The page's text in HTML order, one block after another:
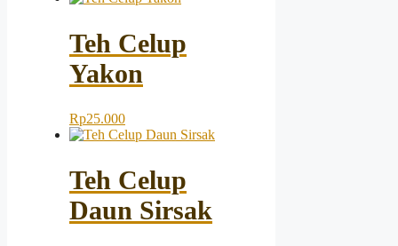
Teh Celup
Yakon
Rp25.000
Teh Celup
Daun Sirsak